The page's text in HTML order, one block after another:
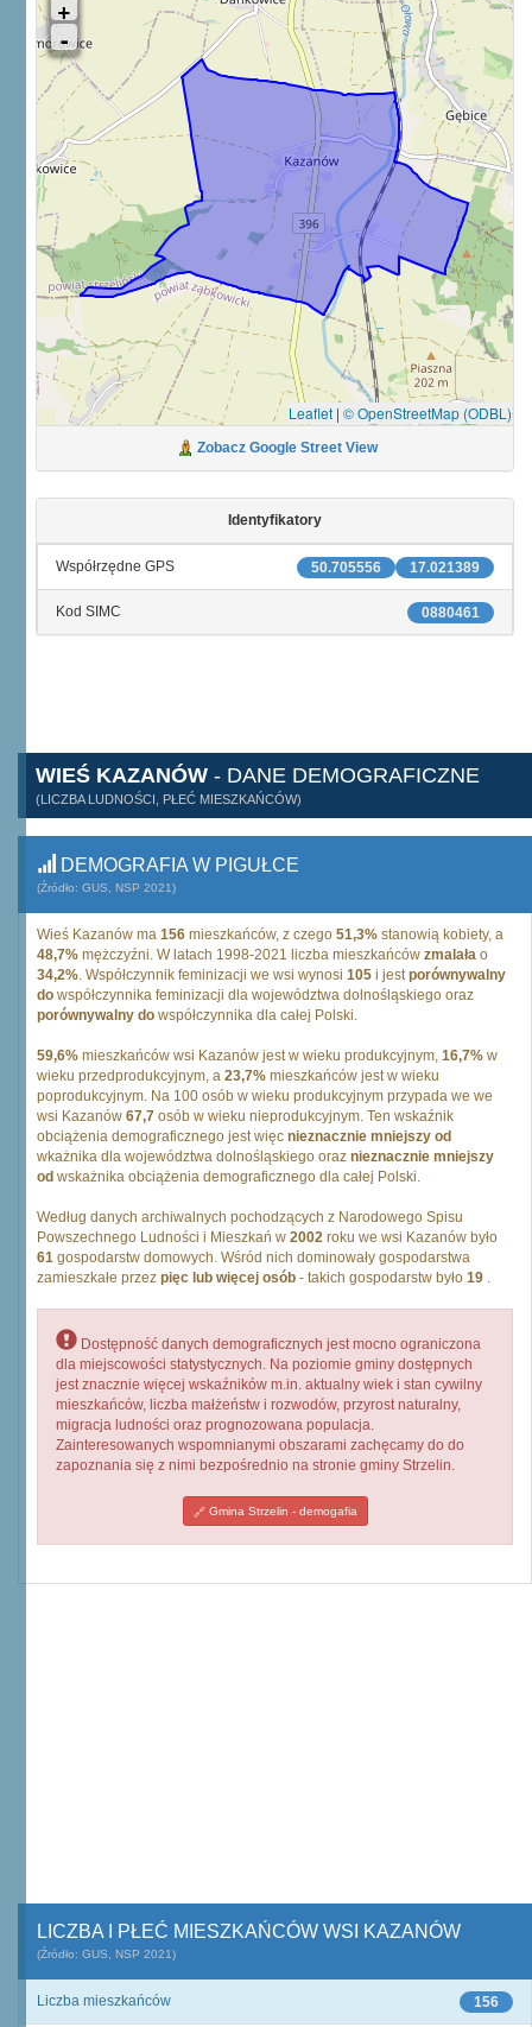
Leaflet | © OpenStreetMap (ODBL)
Zobacz Google Street View
Identyfikatory
17.021389
50.705556
Współrzędne GPS
0880461
Kod SIMC
WIEŚ KAZANÓW - DANE DEMOGRAFICZNE
(LICZBA LUDNOŚCI, PŁEĆ MIESZKAŃCÓW)
DEMOGRAFIA W PIGUŁCE
(Źródło: GUS, NSP 2021)
Wieś Kazanów ma 156 mieszkańców, z czego 51,3% stanowią kobiety, a
48,7% mężczyźni. W latach 1998-2021 liczba mieszkańców zmalała o
34,2%. Współczynnik feminizacji we wsi wynosi 105 i jestporównywalny
do współczynnika feminizacji dla województwa dolnośląskiego oraz
porównywalny do współczynnika dla całej Polski.
59,6% mieszkańców wsi Kazanów jest w wieku produkcyjnym, 16,7% w
wieku przedprodukcyjnym, a 23,7% mieszkańców jest w wieku
poprodukcyjnym. Na 100 osób w wieku produkcyjnym przypada we we
wsi Kazanów 67,7 osób w wieku nieprodukcyjnym. Ten wskaźnik
obciążenia demograficznego jest więc nieznacznie mniejszy od
wkażnika dla województwa dolnośląskiego oraz nieznacznie mniejszy
od wskażnika obciążenia demograficznego dla całej Polski.
Według danych archiwalnych pochodzących z Narodowego Spisu
Powszechnego Ludności i Mieszkań w 2002 roku we wsi Kazanów było
61 gospodarstw domowych. Wśród nich dominowały gospodarstwa
zamieszkałe przez pięc lub więcej osób - takich gospodarstw było 19 .
Dostępność danych demograficznych jest mocno ograniczona
dla miejscowości statystycznych. Na poziomie gminy dostępnych
jest znacznie więcej wskaźników m.in. aktualny wiek i stan cywilny
mieszkańców, liczba małżeństw i rozwodów, przyrost naturalny,
migracja ludności oraz prognozowana populacja.
Zainteresowanych wspomnianymi obszarami zachęcamy do do
zapoznania się z nimi bezpośrednio na stronie gminy Strzelin.
Gmina Strzelin - demogafia
LICZBA I PŁEĆ MIESZKAŃCÓW WSI KAZANÓW
(Źródło: GUS, NSP 2021)
156
Liczba mieszkańców